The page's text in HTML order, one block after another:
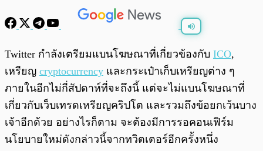
พร้อมเล่น 0:00
Twitter กำลังเตรียมแบนโฆษณาที่เกี่ยวข้องกับ ICO,
เหรียญ cryptocurrency และกระเป๋าเก็บเหรียญต่าง ๆ
ภายในอีกไม่กี่สัปดาห์ที่จะถึงนี้ แต่จะไม่แบนโฆษณาที่
เกี่ยวกับเว็บเทรดเหรียญคริปโต และรวมถึงข้อยกเว้นบาง
เจ้าอีกด้วย อย่างไรก็ตาม จะต้องมีการรอคอนเฟิร์ม
นโยบายใหม่ดังกล่าวนี้จากทวิตเตอร์อีกครั้งหนึ่ง